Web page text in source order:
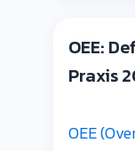
OEE:
Praxis
OEE